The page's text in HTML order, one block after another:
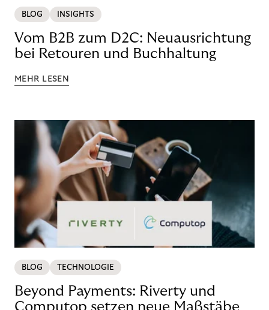
BLOG INSIGHTS
Vom B2B zum D2C: Neuausrichtung
bei Retouren und Buchhaltung
MEHR LESEN
BLOG TECHNOLOGIE
Beyond Payments: Riverty und
Computop setzen neue Maßstäbe